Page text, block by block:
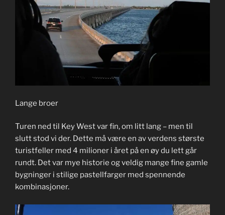
Lange broer
Turen ned til Key West var fin, om litt lang – men til
slutt stod vi der. Dette må være en av verdens største
turistfeller med 4 milioner i året på en øy du lett går
rundt. Det var mye historie og veldig mange fine gamle
bygninger i stilige pastellfarger med spennende
kombinasjoner.